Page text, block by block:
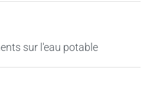
sur l'eau potable